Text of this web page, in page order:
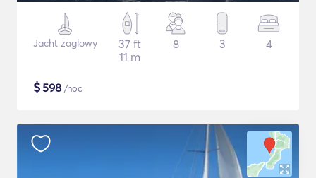
Jacht żaglowy
37 ft
11 m
8 3 4
$598 /noc